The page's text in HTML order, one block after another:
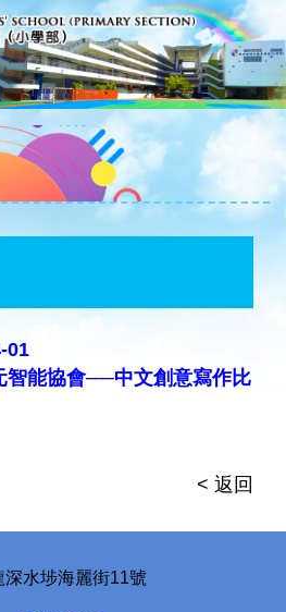
01
智能協會──中文創意寫作比
< 返回
深水埗海麗街11號